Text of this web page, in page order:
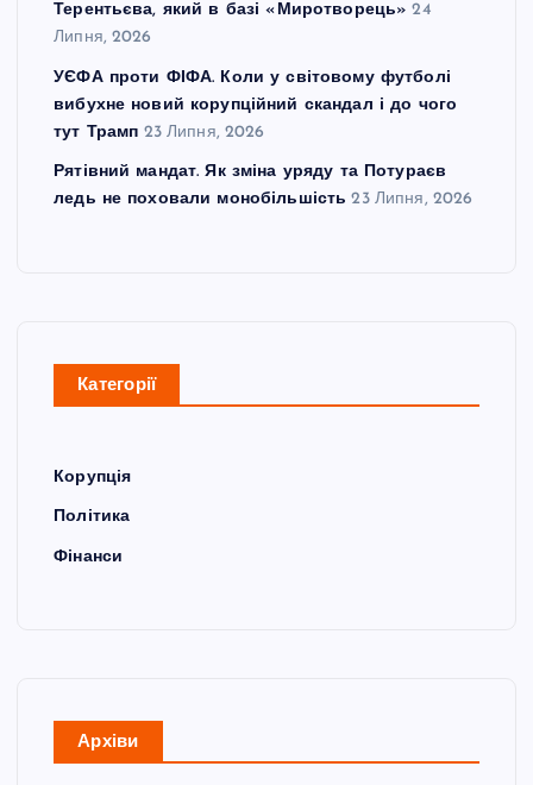
Терентьєва, який в базі «Миротворець» 24
Липня, 2026
УЄФА проти ФІФА. Коли у світовому футболі
вибухне новий корупційний скандал і до чого
тут Трамп 23 Липня, 2026
Рятівний мандат. Як зміна уряду та Потураєв
ледь не поховали монобільшість 23 Липня, 2026
Категорії
Корупція
Політика
Фінанси
Архіви